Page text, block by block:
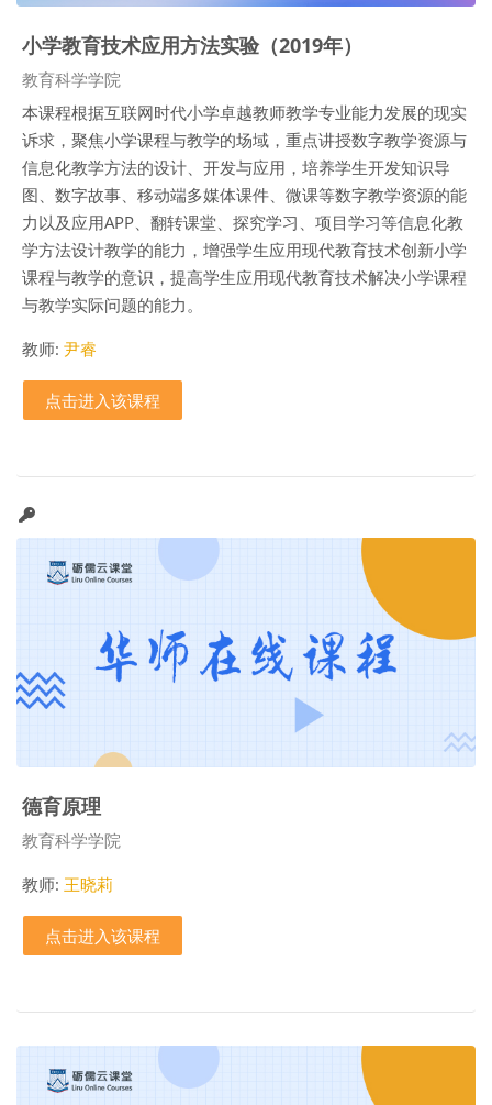
小学教育技术应用方法实验（2019年）
课程类别
教育科学学院
本课程根据互联网时代小学卓越教师教学专业能力发展的现实
诉求，聚焦小学课程与教学的场域，重点讲授数字教学资源与
信息化教学方法的设计、开发与应用，培养学生开发知识导
图、数字故事、移动端多媒体课件、微课等数字教学资源的能
力以及应用APP、翻转课堂、探究学习、项目学习等信息化教
学方法设计教学的能力，增强学生应用现代教育技术创新小学
课程与教学的意识，提高学生应用现代教育技术解决小学课程
与教学实际问题的能力。
教师: 尹睿
点击进入该课程
德育原理
课程类别
教育科学学院
教师: 王晓莉
点击进入该课程